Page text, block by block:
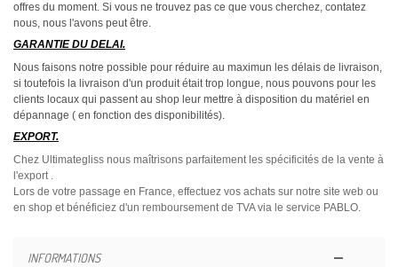
offres du moment. Si vous ne trouvez pas ce que vous cherchez, contatez
nous, nous l'avons peut être.
GARANTIE DU DELAI.
Nous faisons notre possible pour réduire au maximun les délais de livraison,
si toutefois la livraison d'un produit était trop longue, nous pouvons pour les
clients locaux qui passent au shop leur mettre à disposition du matériel en
dépannage ( en fonction des disponibilités).
EXPORT.
Chez Ultimategliss nous maîtrisons parfaitement les spécificités de la vente à
l'export .
Lors de votre passage en France, effectuez vos achats sur notre site web ou
en shop et bénéficiez d'un remboursement de TVA via le service PABLO.
INFORMATIONS